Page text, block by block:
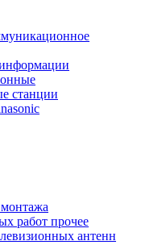
станции
работ прочее
антенн